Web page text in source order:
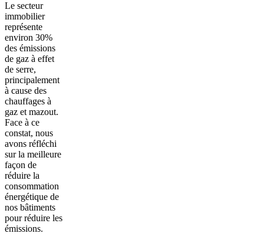
Le secteur
immobilier
représente
environ 30%
des émissions
de gaz à effet
de serre,
principalement
à cause des
chauffages à
gaz et mazout.
Face à ce
constat, nous
avons réfléchi
sur la meilleure
façon de
réduire la
consommation
énergétique de
nos bâtiments
pour réduire les
émissions.